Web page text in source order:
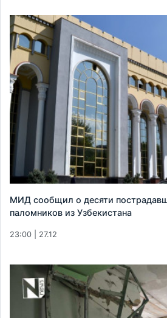
МИД сообщил о десяти
паломников из Узбекистана
23:00 | 27.12